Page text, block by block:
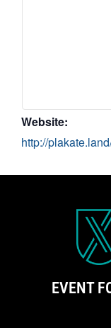
Website:
http://
EVENT